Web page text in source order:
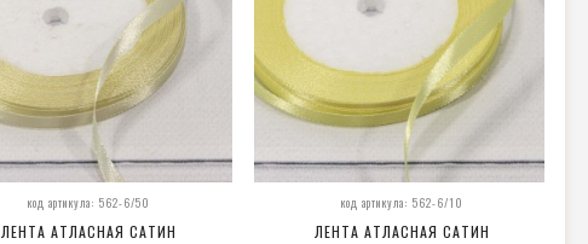
код артикула: 562-6/50
ЛЕНТА АТЛАСНАЯ САТИН
код артикула: 562-6/10
ЛЕНТА АТЛАСНАЯ САТИН